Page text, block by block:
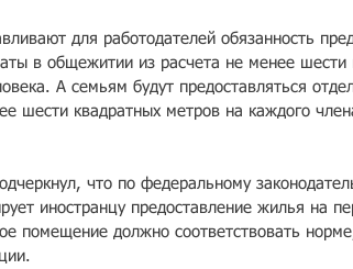
для работодателей обязанность
в общежитии из расчета не менее шести
А семьям будут предоставляться
шести квадратных метров на каждого
что по федеральному
иностранцу предоставление жилья на
помещение должно соответствовать